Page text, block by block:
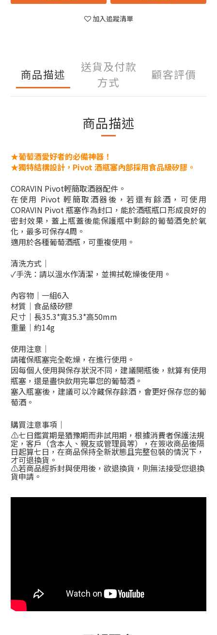
加入追蹤清單
商品描述
送貨及付款
方式
顧客評價
商品描述
★葡萄酒愛好者的必備神器！
★獨特結構設計， Pivot 酒瓶塞內部採用食品級矽膠。
CORAVIN Pivot輕簡取酒器配件。
在使用 Pivot 輕簡取酒器後，若還有餘酒，可使用
CORAVIN Pivot 瓶塞作為封口，能於酒瓶瓶口形成良好的
密封效果，蓋上瓶蓋後能保護瓶中剩餘的葡萄酒免於氧
化，最多可保存4周。
適用於各種葡萄酒瓶，可重複使用。
清洗方式 ｜
✓手洗：請以溫水作清潔，並擦拭乾燥後使用。
內容物 ｜一組6入
材質 ｜食品級矽膠
尺寸 ｜長35.3*寬35.3*高50mm
重量 ｜約14g
使用注意 ｜
請確保瓶塞完全乾燥，在進行使用。
因每個人使用與保存狀況不同，建議開瓶後，就算有使用
瓶塞，還是盡快飲用完畢您的葡萄酒。
塞入瓶塞後，建議可以冷藏保存餘酒，會更好保存您的葡
萄酒。
購買注意事項｜
⚠️七日鑑賞期是猶豫期而非試用期，根據消費者保護法規
定，客戶（含本人、親友或管理員等），在簽收商品後隔
日起算七日，在商品保持全新狀態且完整包裝的情況下，
才可退換貨。
⚠️若商品經拆封與使用後，欲退換貨，則無法接受您退換
貨申請。